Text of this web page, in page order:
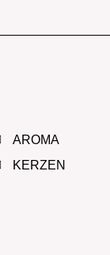
AROMA
KERZEN